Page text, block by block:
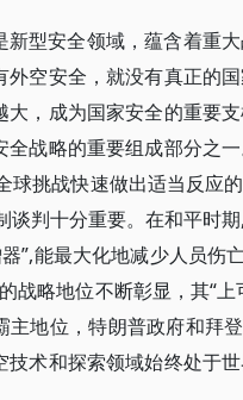
新型安全领域，蕴含着重
空安全，就没有真正的
，成为国家安全的重要
战略的重要组成部分之
球挑战快速做出适当反应
谈判十分重要。在和平时
”,能最大化地减少人员伤
战略地位不断彰显，其“
主地位，特朗普政府和拜
术和探索领域始终处于